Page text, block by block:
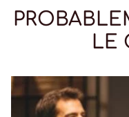
LE